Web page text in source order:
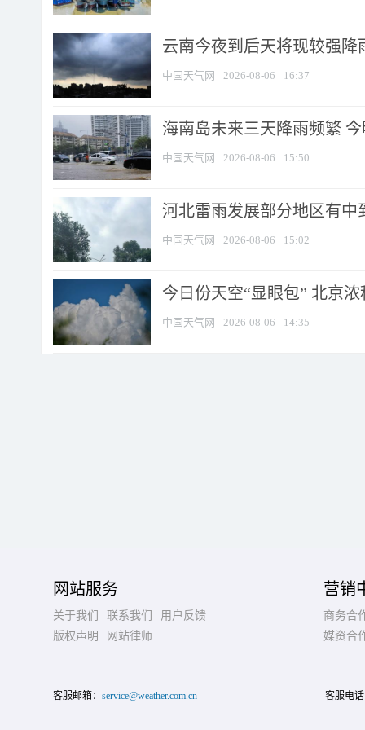
云南今夜到后天将现较强降
中国天气网 2026-08-06 16:37
海南岛未来三天降雨频繁
中国天气网 2026-08-06 15:50
河北雷雨发展部分地区有中
中国天气网 2026-08-06 15:02
今日份天空“显眼包” 北京
中国天气网 2026-08-06 14:35
网站服务
关于我们 联系我们
用户反馈
版权声明
网站律师
营销
商务合
媒资合
客服邮箱： service@weather.com.cn 客服电